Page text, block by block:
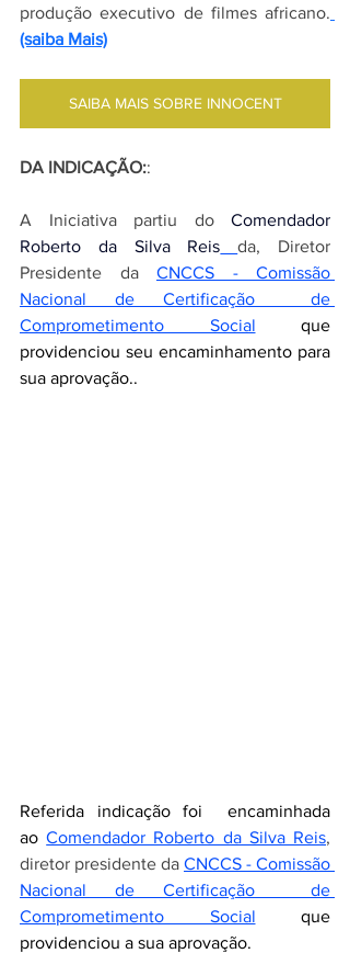
produção executivo de filmes africano.
(saiba Mais)
SAIBA MAIS SOBRE INNOCENT
DA INDICAÇÃO::
A Iniciativa partiu do Comendador
Roberto da Silva Reis
da, Diretor
Presidente da CNCCS - Comissão
Nacional de Certificação  de
Comprometimento Social
que
providenciou seu encaminhamento para
sua aprovação..
Referida indicação foi  encaminhada
ao Comendador Roberto da Silva Reis,
diretor presidente da CNCCS - Comissão
Nacional de Certificação  de
Comprometimento Social
que
providenciou a sua aprovação.